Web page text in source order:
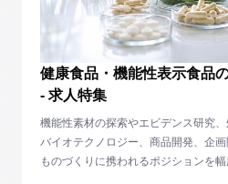
健康食品・機能性表示食品
- 求人特集
機能性素材の探索やエビデンス研究
バイオテクノロジー、商品開発、企
ものづくりに携われるポジションを幅